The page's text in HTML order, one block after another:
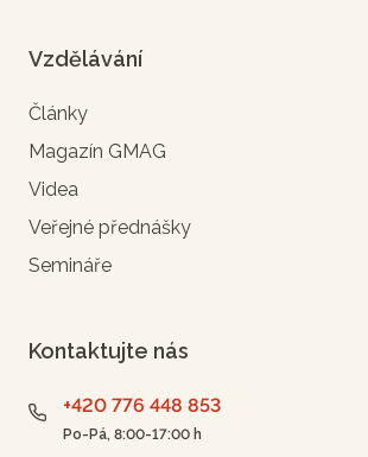
Vzdělávání
Články
Magazín GMAG
Videa
Veřejné přednášky
Semináře
Kontaktujte nás
+420 776 448 853
Po-Pá, 8:00-17:00 h